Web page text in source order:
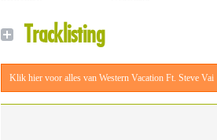
Tracklisting
Klik hier voor alles van Western Vacation Ft. Steve Vai